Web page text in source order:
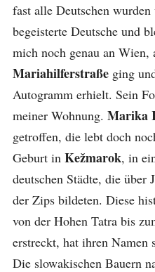
fast alle Deutschen
begeisterte Deutsche und
mich noch genau an Wien,
Mariahilferstraßeging
Autogramm erhielt. Sein
meiner Wohnung. Marika
getroffen, die lebt doch
Geburt in Kežmarok, in
deutschen Städte, die über
der Zips bildeten. Diese
von der Hohen Tatra bis
erstreckt, hat ihren Namen
Die slowakischen Bauern